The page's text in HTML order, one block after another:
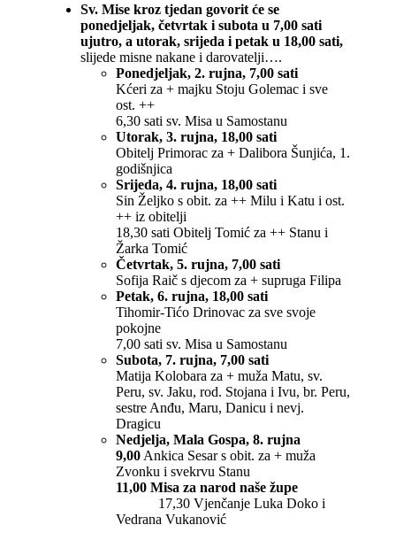
Sv. Mise kroz tjedan govorit će se
ponedjeljak, četvrtak i subota u 7,00 sati
ujutro, a utorak, srijeda i petak u 18,00 sati,
slijede misne nakane i darovatelji….
Ponedjeljak, 2. rujna, 7,00 sati
Kćeri za + majku Stoju Golemac i sve
ost. ++
6,30 sati sv. Misa u Samostanu
Utorak, 3. rujna, 18,00 sati
Obitelj Primorac za + Dalibora Šunjića, 1.
godišnjica
Srijeda, 4. rujna, 18,00 sati
Sin Željko s obit. za ++ Milu i Katu i ost.
++ iz obitelji
18,30 sati Obitelj Tomić za ++ Stanu i
Žarka Tomić
Četvrtak, 5. rujna, 7,00 sati
Sofija Raič s djecom za + supruga Filipa
Petak, 6. rujna, 18,00 sati
Tihomir-Tićo Drinovac za sve svoje
pokojne
7,00 sati sv. Misa u Samostanu
Subota, 7. rujna, 7,00 sati
Matija Kolobara za + muža Matu, sv.
Peru, sv. Jaku, rod. Stojana i Ivu, br. Peru,
sestre Anđu, Maru, Danicu i nevj.
Dragicu
Nedjelja, Mala Gospa, 8. rujna
9,00 Ankica Sesar s obit. za + muža
Zvonku i svekrvu Stanu
11,00 Misa za narod naše župe
17,30 Vjenčanje Luka Doko i
Vedrana Vukanović